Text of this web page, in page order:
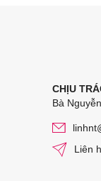
CHỊU
Bà
Liên